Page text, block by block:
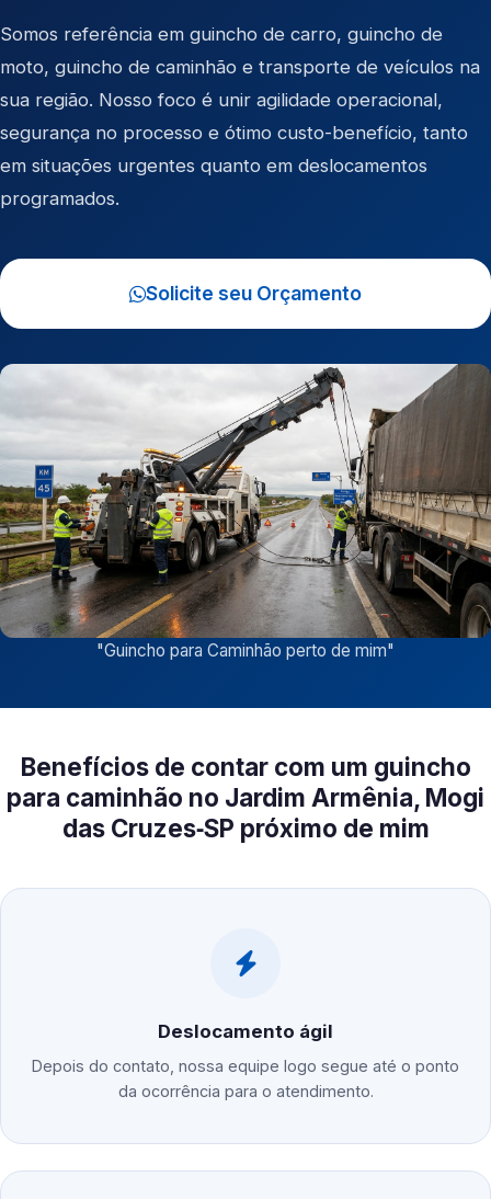
Somos referência em guincho de carro, guincho de
moto, guincho de caminhão e transporte de veículos na
sua região. Nosso foco é unir agilidade operacional,
segurança no processo e ótimo custo-benefício, tanto
em situações urgentes quanto em deslocamentos
programados.
Solicite seu Orçamento
"Guincho para Caminhão perto de mim"
Benefícios de contar com um guincho
para caminhão no Jardim Armênia, Mogi
das Cruzes‑SP próximo de mim
Deslocamento ágil
Depois do contato, nossa equipe logo segue até o ponto
da ocorrência para o atendimento.